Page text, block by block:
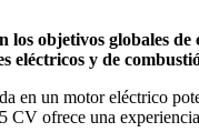
los objetivos globales
eléctricos y de
en un motor eléctrico
ofrece una